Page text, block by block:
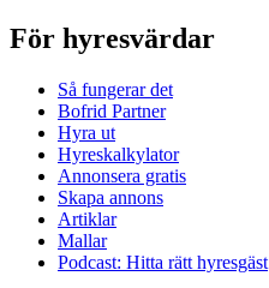
För hyresvärdar
Så fungerar det
Bofrid Partner
Hyra ut
Hyreskalkylator
Annonsera gratis
Skapa annons
Artiklar
Mallar
Podcast: Hitta rätt hyresgäst